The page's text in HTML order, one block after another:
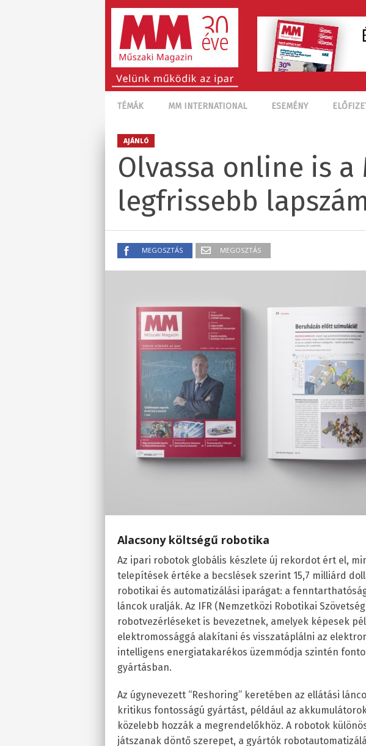
TÉMÁK MM INTERNATIONAL ESEMÉNY
AJÁNLÓ
Olvassa online is a
legfrissebb
MEGOSZTÁS MEGOSZTÁS
Alacsony költségű robotika
Az ipari robotok globális készlete új rekordot ért el,
telepítések értéke a becslések szerint 15,7 milliárd
robotikai és automatizálási iparágat: a
láncok uralják. Az IFR (Nemzetközi Robotikai
robotvezérléseket is bevezetnek, amelyek képesek
elektromossággá alakítani és visszatáplálni az
intelligens energiatakarékos üzemmódja szintén
gyártásban.
Az úgynevezett “Reshoring” keretében az ellátási
kritikus fontosságú gyártást, például az
közelebb hozzák a megrendelőkhöz. A robotok
játszanak döntő szerepet, a gyártók